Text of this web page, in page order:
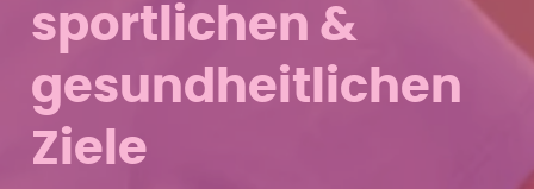
sportlichen &
gesundheitlichen
Ziele